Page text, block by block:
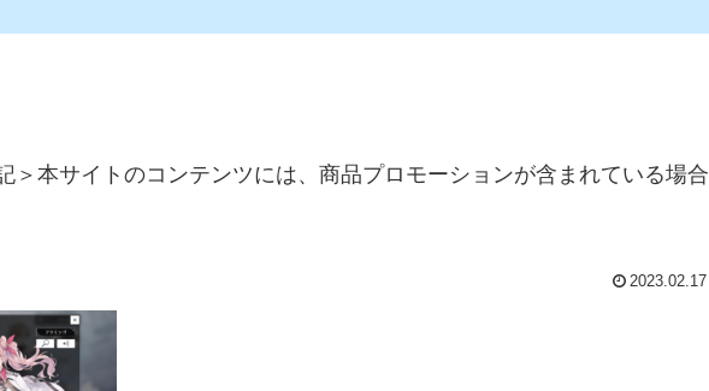
＞本サイトのコンテンツには、商品プロモーションが含まれている場合
2023.02.17